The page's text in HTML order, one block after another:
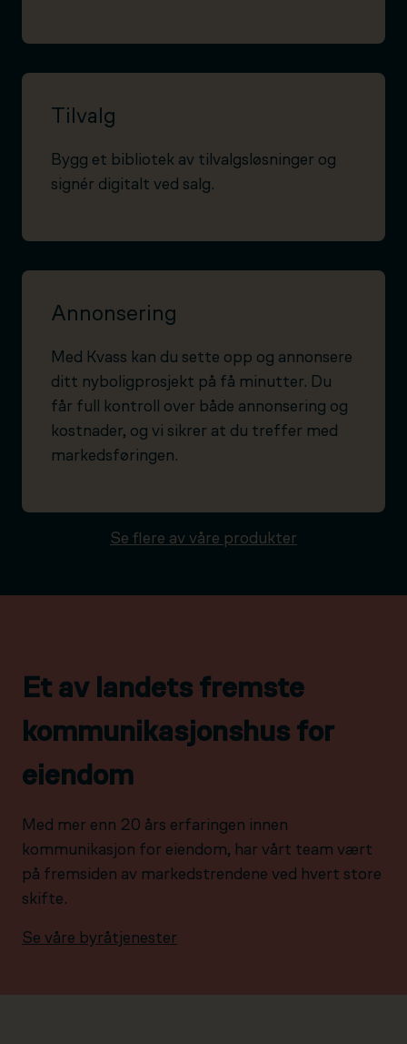
Tilvalg
Bygg et bibliotek av tilvalgsløsninger og
signér digitalt ved salg.
Annonsering
Med Kvass kan du sette opp og annonsere
ditt nyboligprosjekt på få minutter. Du
får full kontroll over både annonsering og
kostnader, og vi sikrer at du treffer med
markedsføringen.
Se flere av våre produkter
Et av landets fremste
kommunikasjonshus for
eiendom
Med mer enn 20 års erfaringen innen
kommunikasjon for eiendom, har vårt team vært
på fremsiden av markedstrendene ved hvert store
skifte.
Se våre byråtjenester